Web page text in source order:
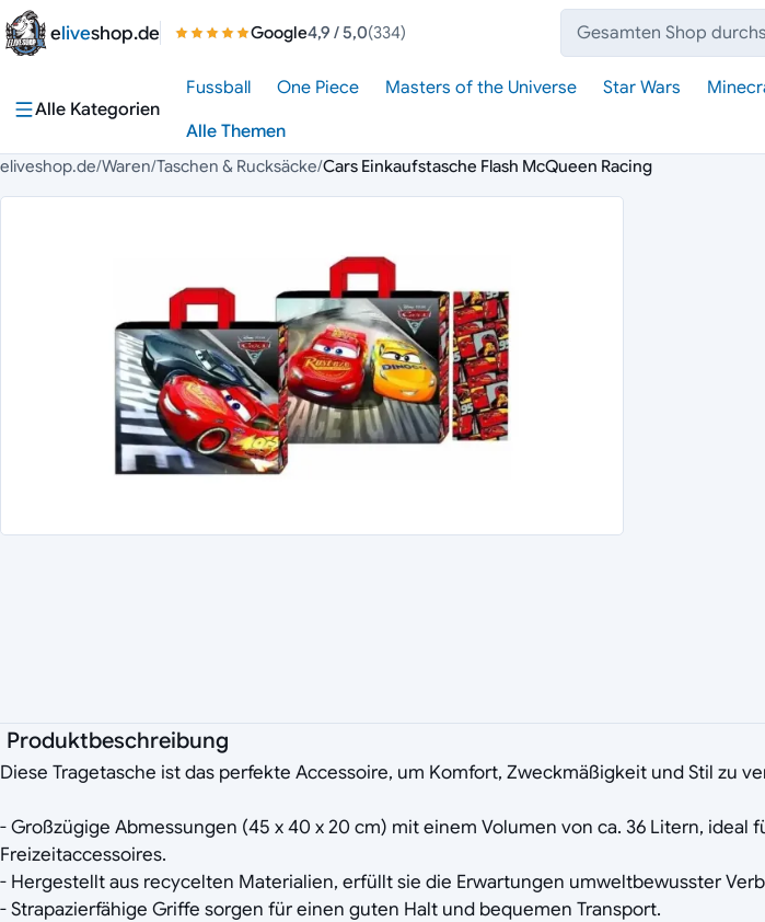
Zum Inhalt springen
eliveshop.de Google4,9 / 5,0(334)
Suche:
Alle Kategorien
Fussball One Piece Masters of the Universe Star Wars
Alle Themen
eliveshop.de/Waren/Taschen & Rucksäcke/Cars Einkaufstasche Flash McQueen Racing
Produktbeschreibung
Diese Tragetasche ist das perfekte Accessoire, um Komfort, Zweckmäßigkeit und Stil zu
- Großzügige Abmessungen (45 x 40 x 20 cm) mit einem Volumen von ca. 36 Litern,
Freizeitaccessoires.
- Hergestellt aus recycelten Materialien, erfüllt sie die Erwartungen umweltbewusster
- Strapazierfähige Griffe sorgen für einen guten Halt und bequemen Transport.